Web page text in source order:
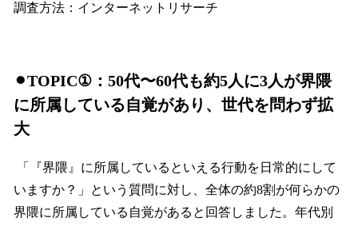
調査方法：インターネットリサーチ
⚫︎TOPIC①：50代〜60代も約5人に3人が界隈
に所属している自覚があり、世代を問わず拡
大
「『界隈』に所属しているといえる行動を日常的にして
いますか？」という質問に対し、全体の約8割が何らかの
界隈に所属している自覚があると回答しました。年代別